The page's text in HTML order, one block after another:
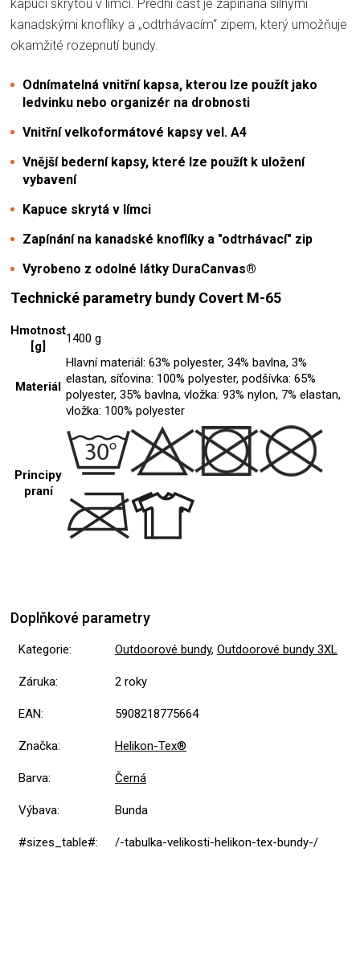
kapucí skrytou v límci. Přední část je zapínána silnými
kanadskými knoflíky a „odtrhávacím“ zipem, který umožňuje
okamžité rozepnutí bundy.
Odnímatelná vnitřní kapsa, kterou lze použít jako
ledvinku nebo organizér na drobnosti
Vnitřní velkoformátové kapsy vel. A4
Vnější bederní kapsy, které lze použít k uložení
vybavení
Kapuce skrytá v límci
Zapínání na kanadské knoflíky a "odtrhávací" zip
Vyrobeno z odolné látky DuraCanvas®
Technické parametry bundy Covert M-65
Hmotnost
[g]
1400 g
Materiál
Hlavní materiál: 63% polyester, 34% bavlna, 3%
elastan, síťovina: 100% polyester, podšívka: 65%
polyester, 35% bavlna, vložka: 93% nylon, 7% elastan,
vložka: 100% polyester
Principy
praní
Doplňkové parametry
Kategorie: Outdoorové bundy, Outdoorové bundy 3XL
Záruka: 2 roky
EAN: 5908218775664
Značka: Helikon-Tex®
Barva: Černá
Výbava: Bunda
#sizes_table#: /-tabulka-velikosti-helikon-tex-bundy-/